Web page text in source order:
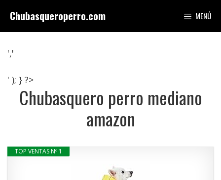
contenido
Chubasqueroperro.com MENÚ
','
' ); } ?>
Chubasquero perro mediano
amazon
TOP VENTAS Nº 1